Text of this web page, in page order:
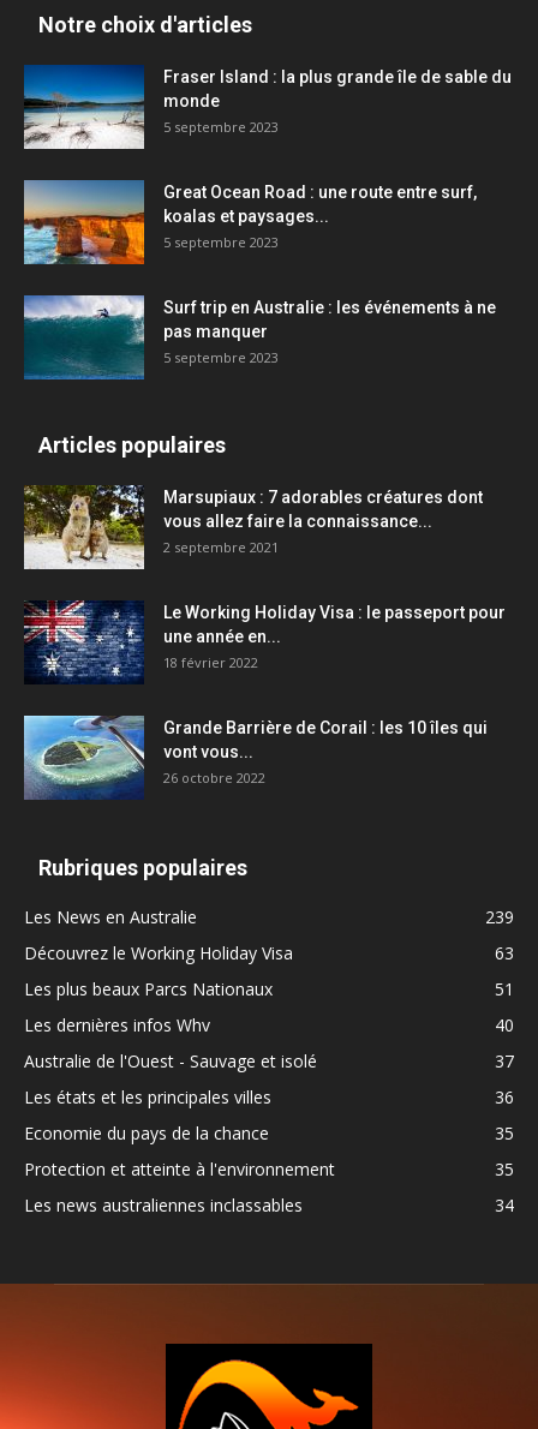
Notre choix d'articles
Fraser Island : la plus grande île de sable du
monde
5 septembre 2023
Great Ocean Road : une route entre surf,
koalas et paysages...
5 septembre 2023
Surf trip en Australie : les événements à ne
pas manquer
5 septembre 2023
Articles populaires
Marsupiaux : 7 adorables créatures dont
vous allez faire la connaissance...
2 septembre 2021
Le Working Holiday Visa : le passeport pour
une année en...
18 février 2022
Grande Barrière de Corail : les 10 îles qui
vont vous...
26 octobre 2022
Rubriques populaires
Les News en Australie
239
Découvrez le Working Holiday Visa
63
Les plus beaux Parcs Nationaux
51
Les dernières infos Whv
40
Australie de l'Ouest - Sauvage et isolé
37
Les états et les principales villes
36
Economie du pays de la chance
35
Protection et atteinte à l'environnement
35
Les news australiennes inclassables
34